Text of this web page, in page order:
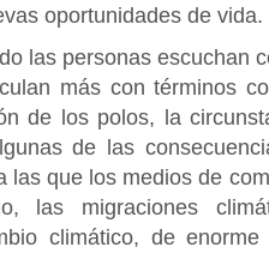
oportunidades de vida.
las personas escuchan
más con términos
de los polos, la
de las
las que los medios de
las migraciones
climático, de